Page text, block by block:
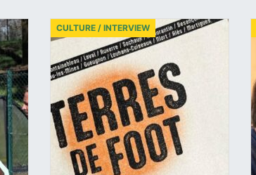
CULTURE / INTERVIEW